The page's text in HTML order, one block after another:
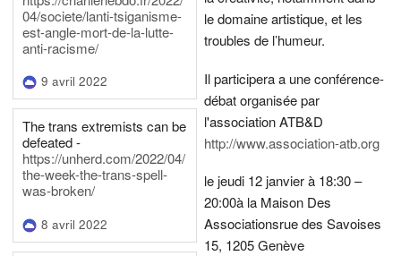
04/societe/lanti-tsiganisme-
est-angle-mort-de-la-lutte-
anti-racisme/
9 avril 2022
The trans extremists can be
defeated -
https://unherd.com/2022/04/
the-week-the-trans-spell-
was-broken/
8 avril 2022
le domaine artistique, et les
troubles de l’humeur.
Il participera a une conférence-
débat organisée par
l'association ATB&D
http://www.association-atb.org
le jeudi 12 janvier à 18:30 –
20:00à la Maison Des
Associationsrue des Savoises
15, 1205 Genève